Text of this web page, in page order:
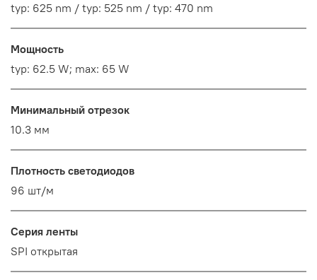
typ: 625 nm / typ: 525 nm / typ: 470 nm
Мощность
typ: 62.5 W; max: 65 W
Минимальный отрезок
10.3 мм
Плотность светодиодов
96 шт/м
Серия ленты
SPI открытая